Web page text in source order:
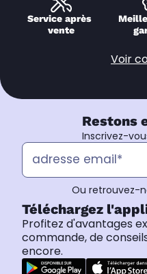
Service après
vente
Voir
Restons
Inscrivez-
Ou retrouvez-
Téléchargez
Profitez d'avantages
commande, de
encore.